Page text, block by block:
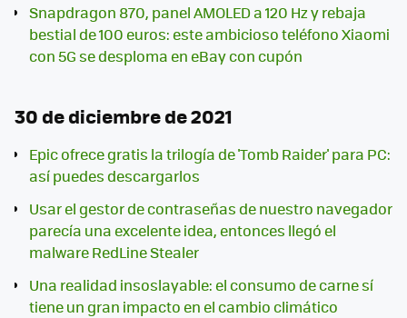
Snapdragon 870, panel AMOLED a 120 Hz y rebaja
bestial de 100 euros: este ambicioso teléfono Xiaomi
con 5G se desploma en eBay con cupón
30 de diciembre de 2021
Epic ofrece gratis la trilogía de 'Tomb Raider' para PC:
así puedes descargarlos
Usar el gestor de contraseñas de nuestro navegador
parecía una excelente idea, entonces llegó el
malware RedLine Stealer
Una realidad insoslayable: el consumo de carne sí
tiene un gran impacto en el cambio climático